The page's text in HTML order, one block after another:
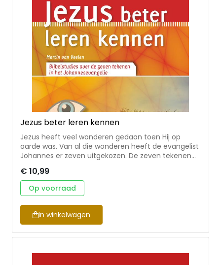
Jezus beter leren kennen
Jezus heeft veel wonderen gedaan toen Hij op
aarde was. Van al die wonderen heeft de evangelist
Johannes er zeven uitgekozen. De zeven tekenen
wie Jezus is. Elk teken wijst naar Hemzelf. Hij is het
Woord dat mens geworden is. Hij is de eniggeboren
Zoon van God. Hij is het Paaslam geworden om de
schuld van Gods volk te verzoenen. Een teken wijst
ook vooruit, er komt nog meer: de opstanding van
Jezus, de opstanding van de zijnen en het eeuwige
leven tot Gods lof. Acht bijbelstudies om Jezus
beter te leren kennen. Geschikt voor kringgebruik en
€ 10,99
Op voorraad
In winkelwagen